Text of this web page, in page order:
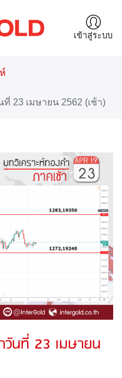
เข้าสู่ระบบ
23 เมษายน 2562 (เช้า)
วันที่ 23 เมษายน